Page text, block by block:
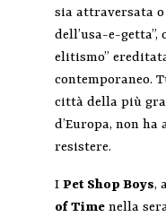
sia attraversata o
dell’usa-e-
elitismo”
contemporaneo.
città della più
d’Europa, non
resistere.
I Pet Shop Boys,
of Timenella